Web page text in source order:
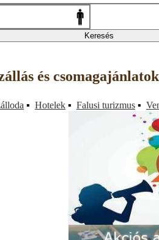
és csomagajánlatok
▪ Hotelek ▪ Falusi turizmus ▪